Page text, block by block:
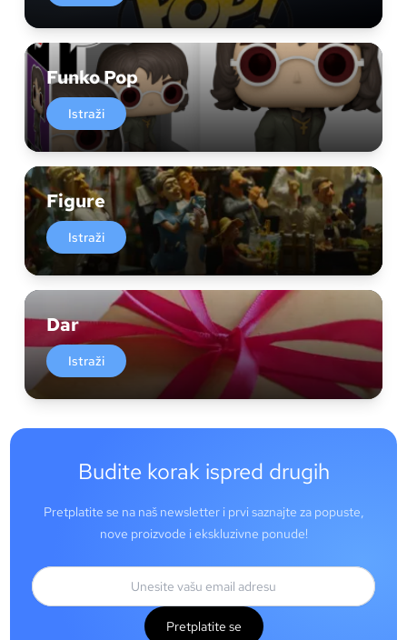
Funko Pop
Istraži
Figure
Istraži
Dar
Istraži
Budite korak ispred drugih
Pretplatite se na naš newsletter i prvi saznajte za popuste,
nove proizvode i ekskluzivne ponude!
Pretplatite se